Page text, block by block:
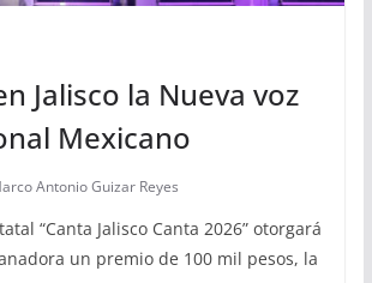
Jalisco la Nueva voz
Mexicano
Antonio Guizar Reyes
“Canta Jalisco Canta 2026” otorgará
un premio de 100 mil pesos, la